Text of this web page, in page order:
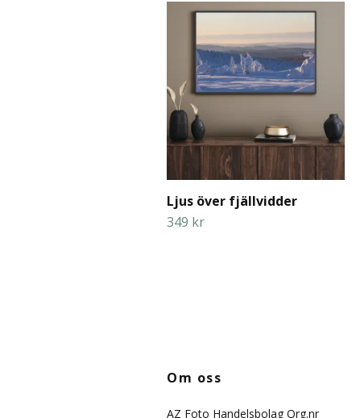
Ljus över fjällvidder
349 kr
Om oss
AZ Foto Handelsbolag Org.nr